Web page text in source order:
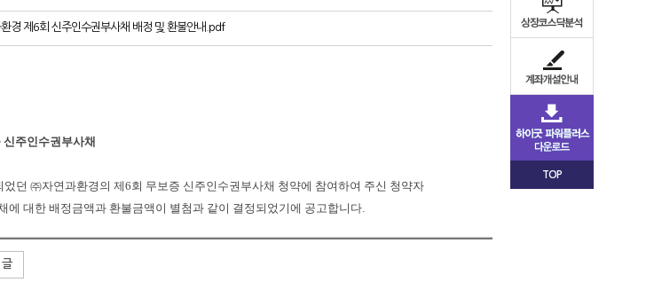
경 제6회 신주인수권부사채 배정 및 환불안내.pdf
신주인수권부사채
었던 ㈜자연과환경의 제6회 무보증 신주인수권부사채 청약에 참여하여 주신 청약자
에 대한 배정금액과 환불금액이 별첨과 같이 결정되었기에 공고합니다.
글
TOP